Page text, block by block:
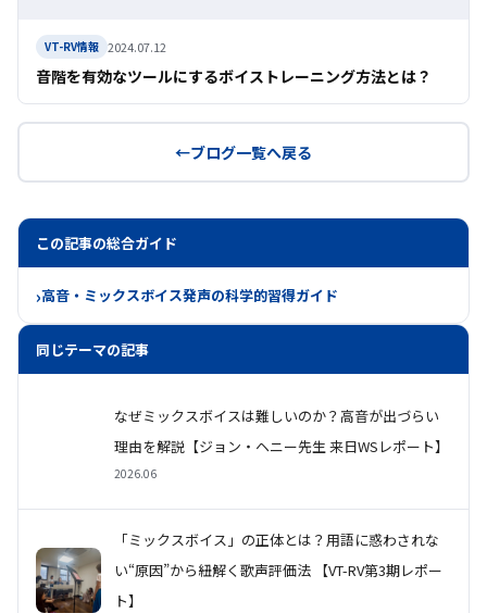
VT-RV情報 2024.07.12
音階を有効なツールにするボイストレーニング方法とは？
ブログ一覧へ戻る
この記事の総合ガイド
高音・ミックスボイス発声の科学的習得ガイド
同じテーマの記事
なぜミックスボイスは難しいのか？高音が出づらい
理由を解説【ジョン・ヘニー先生 来日WSレポート】
2026.06
「ミックスボイス」の正体とは？用語に惑わされな
い“原因”から紐解く歌声評価法 【VT-RV第3期レポー
ト】